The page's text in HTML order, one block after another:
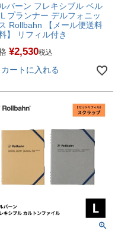
バーン フレキシブル ベル
L プランナー デルフォニッ
Rollbahn 【メール便送料
】 リフィル付き
¥2,530税込
カートに入れる